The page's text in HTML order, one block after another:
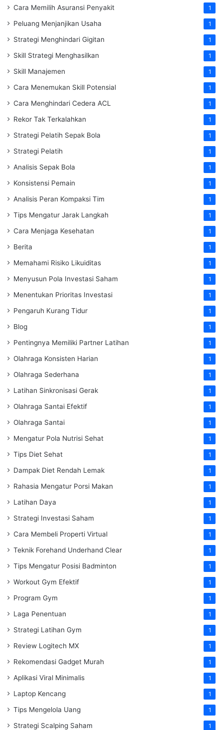
Cara Memilih Asuransi Penyakit 1
Peluang Menjanjikan Usaha 1
Strategi Menghindari Gigitan 1
Skill Strategi Menghasilkan 1
Skill Manajemen 1
Cara Menemukan Skill Potensial 1
Cara Menghindari Cedera ACL 1
Rekor Tak Terkalahkan 1
Strategi Pelatih Sepak Bola 1
Strategi Pelatih 1
Analisis Sepak Bola 1
Konsistensi Pemain 1
Analisis Peran Kompaksi Tim 1
Tips Mengatur Jarak Langkah 1
Cara Menjaga Kesehatan 1
Berita 1
Memahami Risiko Likuiditas 1
Menyusun Pola Investasi Saham 1
Menentukan Prioritas Investasi 1
Pengaruh Kurang Tidur 1
Blog 1
Pentingnya Memiliki Partner Latihan 1
Olahraga Konsisten Harian 1
Olahraga Sederhana 1
Latihan Sinkronisasi Gerak 1
Olahraga Santai Efektif 1
Olahraga Santai 1
Mengatur Pola Nutrisi Sehat 1
Tips Diet Sehat 1
Dampak Diet Rendah Lemak 1
Rahasia Mengatur Porsi Makan 1
Latihan Daya 1
Strategi Investasi Saham 1
Cara Membeli Properti Virtual 1
Teknik Forehand Underhand Clear 1
Tips Mengatur Posisi Badminton 1
Workout Gym Efektif 1
Program Gym 1
Laga Penentuan 1
Strategi Latihan Gym 1
Review Logitech MX 1
Rekomendasi Gadget Murah 1
Aplikasi Viral Minimalis 1
Laptop Kencang 1
Tips Mengelola Uang 1
Strategi Scalping Saham 1